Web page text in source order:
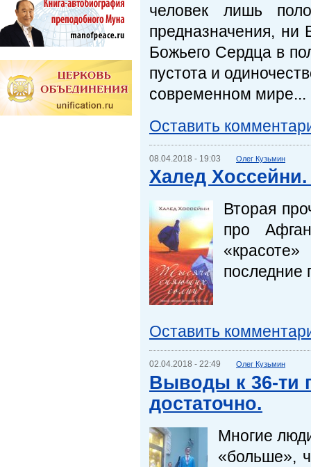
человек лишь
предназначения,
Божьего Сердца в
пустота и
современном мире...
Оставить
08.04.2018 - 19:03 Олег Кузьмин
Халед
Вторая
про
последние
Оставить
02.04.2018 - 22:49 Олег Кузьмин
Выводы к 36-ти
достаточно.
Многие
«больше»,